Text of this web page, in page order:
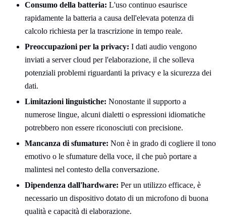
Consumo della batteria: L'uso continuo esaurisce
rapidamente la batteria a causa dell'elevata potenza di
calcolo richiesta per la trascrizione in tempo reale.
Preoccupazioni per la privacy: I dati audio vengono
inviati a server cloud per l'elaborazione, il che solleva
potenziali problemi riguardanti la privacy e la sicurezza dei
dati.
Limitazioni linguistiche: Nonostante il supporto a
numerose lingue, alcuni dialetti o espressioni idiomatiche
potrebbero non essere riconosciuti con precisione.
Mancanza di sfumature: Non è in grado di cogliere il tono
emotivo o le sfumature della voce, il che può portare a
malintesi nel contesto della conversazione.
Dipendenza dall'hardware: Per un utilizzo efficace, è
necessario un dispositivo dotato di un microfono di buona
qualità e capacità di elaborazione.